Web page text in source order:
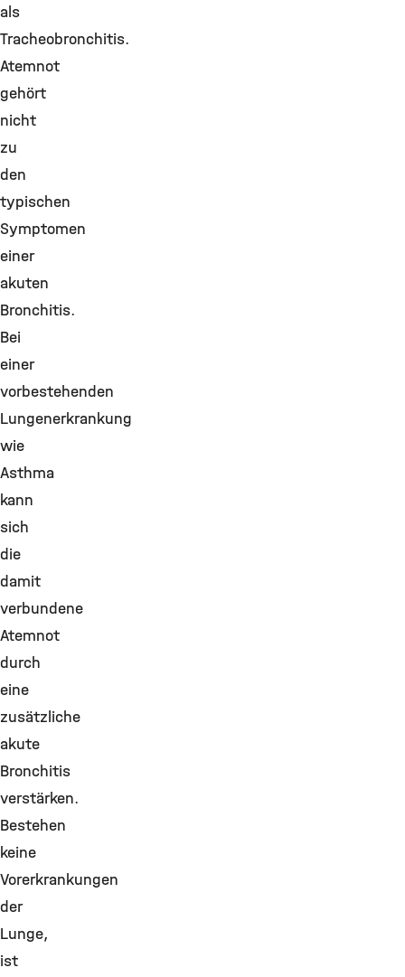
als
Tracheobronchitis.
Atemnot
gehört
nicht
zu
den
typischen
Symptomen
einer
akuten
Bronchitis.
Bei
einer
vorbestehenden
Lungenerkrankung
wie
Asthma
kann
sich
die
damit
verbundene
Atemnot
durch
eine
zusätzliche
akute
Bronchitis
verstärken.
Bestehen
keine
Vorerkrankungen
der
Lunge,
ist